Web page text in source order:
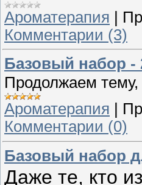
Ароматерапия |
Комментарии (3)
Базовый набор -
Продолжаем
Ароматерапия
Комментарии (0)
Базовый набор
Даже те, кто